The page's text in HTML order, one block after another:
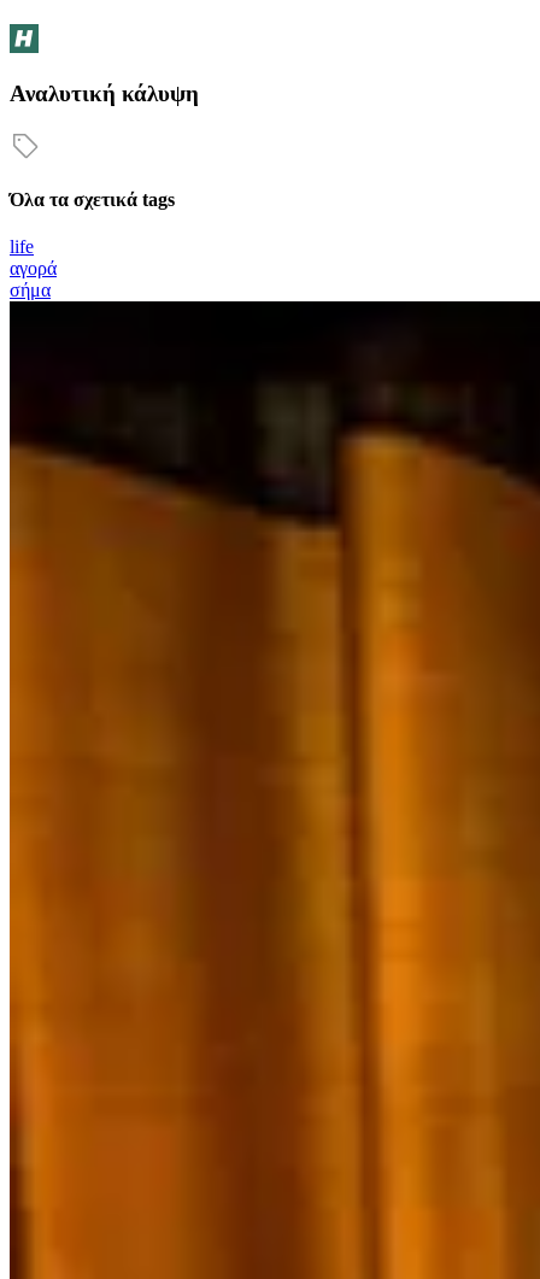
Αναλυτική κάλυψη
Όλα τα σχετικά tags
life
αγορά
σήμα